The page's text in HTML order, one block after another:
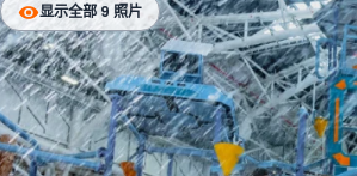
显示全部 9 照片